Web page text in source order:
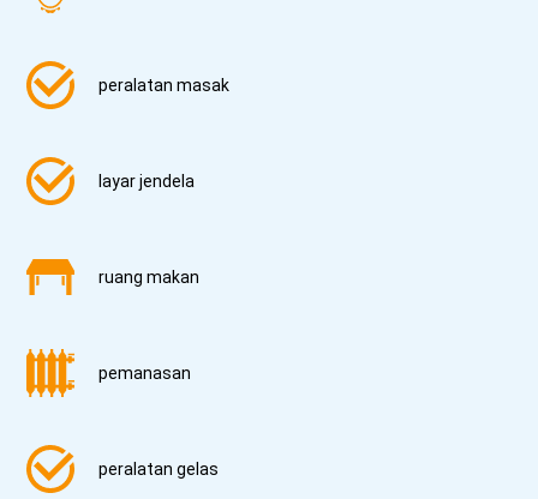
peralatan masak
layar jendela
ruang makan
pemanasan
peralatan gelas